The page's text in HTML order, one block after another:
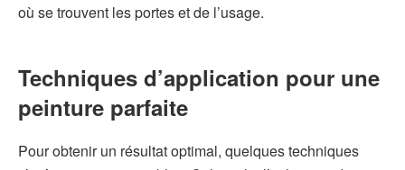
où se trouvent les portes et de l’usage.
Techniques d’application pour une
peinture parfaite
Pour obtenir un résultat optimal, quelques techniques